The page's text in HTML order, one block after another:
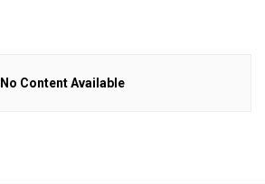
No Content Available